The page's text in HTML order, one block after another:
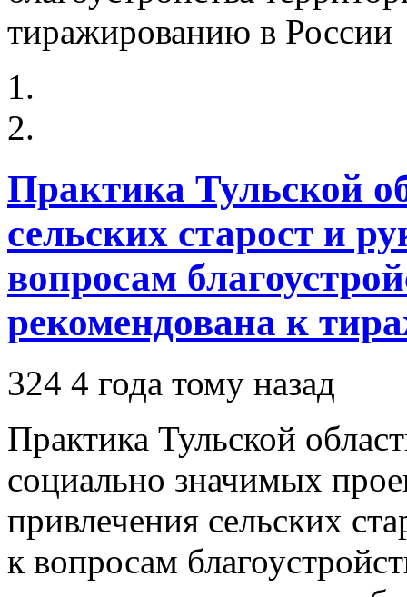
Практика Тульской
сельских старост и
вопросам
рекомендована к
324 4 года тому назад
Практика Тульской
социально значимых
привлечения сельских
к вопросам